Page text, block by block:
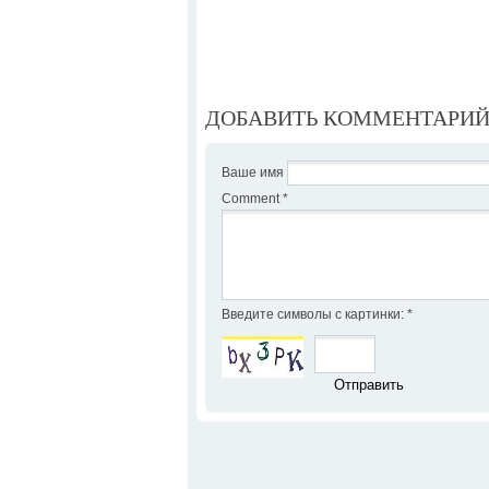
ДОБАВИТЬ КОММЕНТАРИЙ
Ваше имя
Comment *
Введите символы с картинки: *